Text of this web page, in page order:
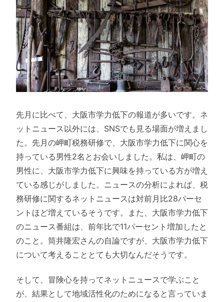
先月に比べて、大阪市学力低下の報道が多いです。ネ
ットニュース以外には、SNSでも見る場面が増えまし
た。先月の岬町税務研修で、大阪市学力低下に関心を
持っている男性2名とお会いしました。私は、岬町の
男性に、大阪市学力低下に興味を持っている方が増え
ている感じがしました。ニュースの分析によれば、税
務研修に関するネットニュースは対前月比28パーセ
ントほど増えているそうです。また、大阪市学力低下
のニュース番組は、前年比で11パーセント増加したと
のこと。筒井隆宏さんの自論ですが、大阪市学力低下
について考えることとても大切なんだそうです。
そして、冒険心を持ってネットニュースで学ぶこと
が、結果として地域活性化のためになると言っていま